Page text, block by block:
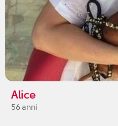
Alice
56 anni